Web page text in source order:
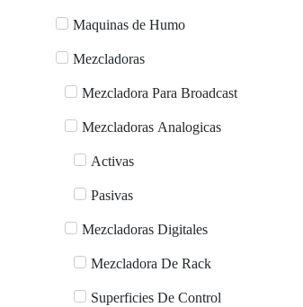
Maquinas de Humo
Mezcladoras
Mezcladora Para Broadcast
Mezcladoras Analogicas
Activas
Pasivas
Mezcladoras Digitales
Mezcladora De Rack
Superficies De Control